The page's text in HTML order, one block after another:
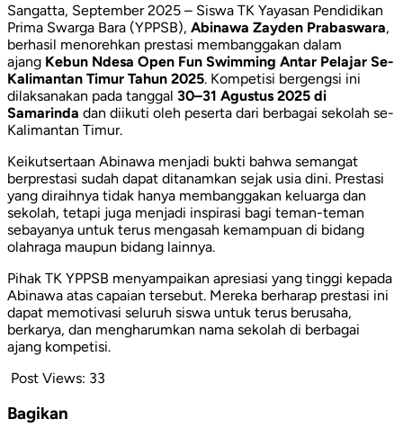
Sangatta, September 2025 – Siswa TK Yayasan Pendidikan
Prima Swarga Bara (YPPSB), Abinawa Zayden Prabaswara,
berhasil menorehkan prestasi membanggakan dalam
ajang Kebun Ndesa Open Fun Swimming Antar Pelajar Se-
Kalimantan Timur Tahun 2025. Kompetisi bergengsi ini
dilaksanakan pada tanggal 30–31 Agustus 2025 di
Samarinda dan diikuti oleh peserta dari berbagai sekolah se-
Kalimantan Timur.
Keikutsertaan Abinawa menjadi bukti bahwa semangat
berprestasi sudah dapat ditanamkan sejak usia dini. Prestasi
yang diraihnya tidak hanya membanggakan keluarga dan
sekolah, tetapi juga menjadi inspirasi bagi teman-teman
sebayanya untuk terus mengasah kemampuan di bidang
olahraga maupun bidang lainnya.
Pihak TK YPPSB menyampaikan apresiasi yang tinggi kepada
Abinawa atas capaian tersebut. Mereka berharap prestasi ini
dapat memotivasi seluruh siswa untuk terus berusaha,
berkarya, dan mengharumkan nama sekolah di berbagai
ajang kompetisi.
Post Views: 33
Bagikan